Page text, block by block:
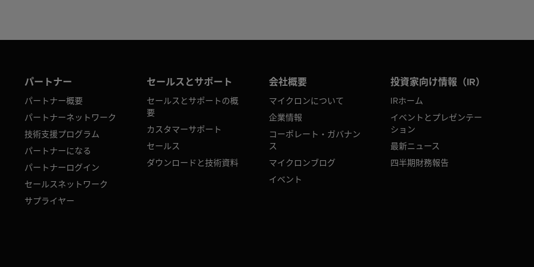
パートナー
パートナー概要
パートナーネットワーク
技術支援プログラム
パートナーになる
パートナーログイン
セールスネットワーク
サプライヤー
セールスとサポート
セールスとサポートの概
要
カスタマーサポート
セールス
ダウンロードと技術資料
会社概要
マイクロンについて
企業情報
コーポレート・ガバナン
ス
マイクロンブログ
イベント
投資家向け情報（IR）
IRホーム
イベントとプレゼンテー
ション
最新ニュース
四半期財務報告